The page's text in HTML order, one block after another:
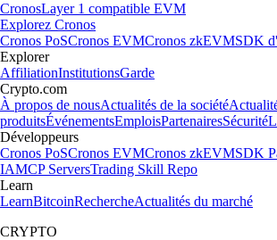
CronosLayer 1 compatible EVM
Explorez Cronos
Cronos PoSCronos EVMCronos zkEVMSDK
Explorer
AffiliationInstitutionsGarde
Crypto.com
À propos de nousActualités de la société
produitsÉvénementsEmploisPartenairesSécurité
Développeurs
Cronos PoSCronos EVMCronos zkEVMSDK
IAMCP ServersTrading Skill Repo
Learn
LearnBitcoinRechercheActualités du marché
CRYPTO